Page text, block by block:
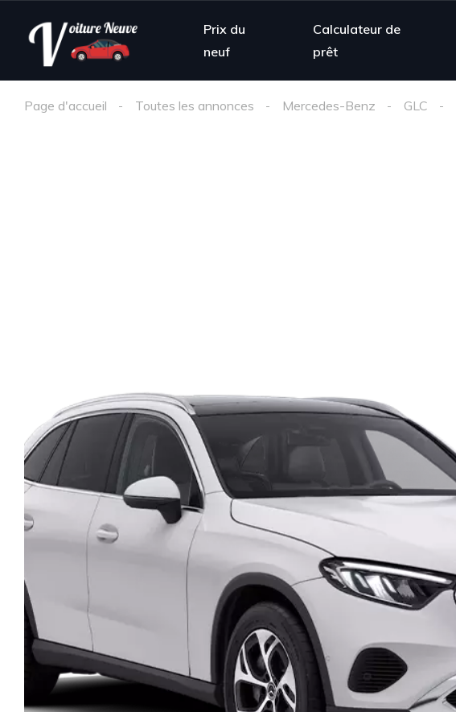
Prix du
neuf
Calculateur de
prêt
Page d'accueil Toutes les annonces Mercedes-Benz GLC